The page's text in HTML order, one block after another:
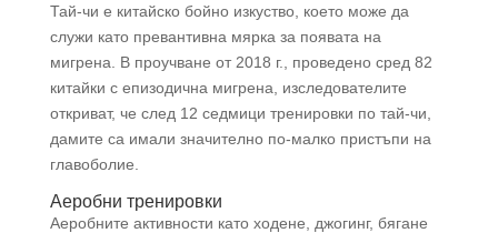
Тай-чи е китайско бойно изкуство, което може да
служи като превантивна мярка за появата на
мигрена. В проучване от 2018 г., проведено сред 82
китайки с епизодична мигрена, изследователите
откриват, че след 12 седмици тренировки по тай-чи,
дамите са имали значително по-малко пристъпи на
главоболие.
Аеробни тренировки
Аеробните активности като ходене, джогинг, бягане